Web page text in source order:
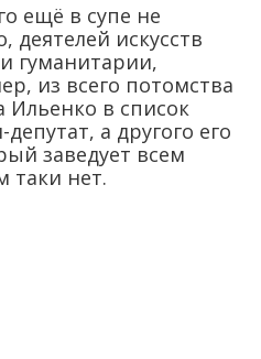
ещё в супе не
деятелей искусств
гуманитарии,
из всего потомства
Ильенко в список
а другого его
заведует всем
таки нет.